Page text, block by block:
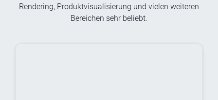
Rendering, Produktvisualisierung und vielen weiteren
Bereichen sehr beliebt.